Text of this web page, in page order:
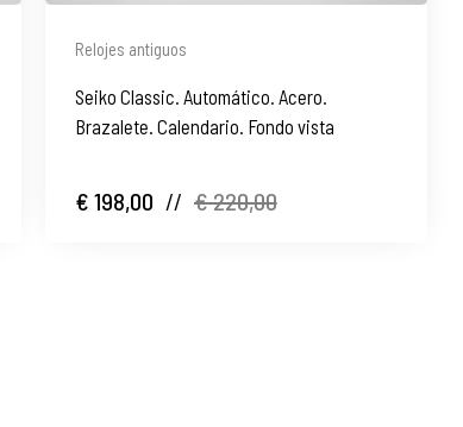
Relojes antiguos
Seiko Classic. Automático. Acero.
Brazalete. Calendario. Fondo vista
€ 198,00 // € 220,00